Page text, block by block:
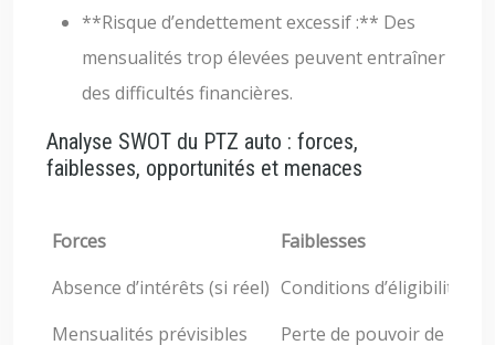
**Risque d’endettement excessif :** Des
mensualités trop élevées peuvent entraîner
des difficultés financières.
Analyse SWOT du PTZ auto : forces,
faiblesses, opportunités et menaces
Forces
Faiblesses
Absence d’intérêts (si réel) Conditions d’éligibilité
Mensualités prévisibles
Perte de pouvoir de